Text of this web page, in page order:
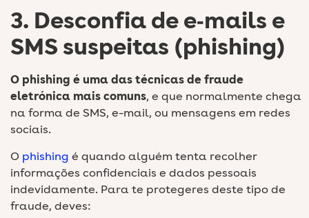
3. Desconfia de e‑mails e
SMS suspeitas (phishing)
O phishing é uma das técnicas de fraude
eletrónica mais comuns, e que normalmente chega
na forma de SMS, e-mail, ou mensagens em redes
sociais.
O phishing é quando alguém tenta recolher
informações confidenciais e dados pessoais
indevidamente. Para te protegeres deste tipo de
fraude, deves: